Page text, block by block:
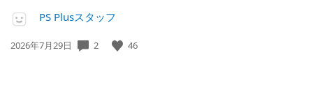
PS Plusスタッフ
公
2026年7月29日 2 46